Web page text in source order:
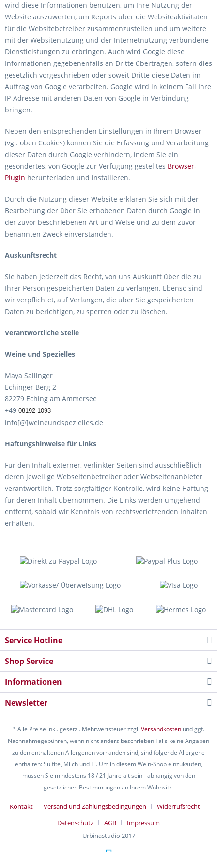
wird diese Informationen benutzen, um Ihre Nutzung der
Website auszuwerten, um Reports über die Websiteaktivitäten
für die Websitebetreiber zusammenzustellen und um weitere
mit der Websitenutzung und der Internetnutzung verbundene
Dienstleistungen zu erbringen. Auch wird Google diese
Informationen gegebenenfalls an Dritte übertragen, sofern dies
gesetzlich vorgeschrieben oder soweit Dritte diese Daten im
Auftrag von Google verarbeiten. Google wird in keinem Fall Ihre
IP-Adresse mit anderen Daten von Google in Verbindung
bringen.
Neben den entsprechenden Einstellungen in Ihrem Browser
(vgl. oben Cookies) können Sie die Erfassung und Verarbeitung
dieser Daten durch Google verhindern, indem Sie ein
gesondertes, von Google zur Verfügung gestelltes Browser-
Plugin herunterladen und installieren.
Durch die Nutzung dieser Website erklären Sie sich mit der
Bearbeitung der über Sie erhobenen Daten durch Google in
der zuvor beschriebenen Art und Weise und zu dem zuvor
benannten Zweck einverstanden.
Auskunftsrecht
Sie haben jederzeit das Recht, von uns Auskunft über die zu
Ihrer Person gespeicherten Daten zu verlangen. Ebenso sind
wir verpflichtet, auf Verlangen, die über Sie gespeicherten
Daten zu berichtigen, zu sperren oder zu löschen.
Verantwortliche Stelle
Weine und Spezielles
Maya Sallinger
Echinger Berg 2
82279 Eching am Ammersee
+49 08192 1093
info[@]weineundspezielles.de
Haftungshinweise für Links
Für den Inhalt externer, verlinkter Seiten sind ausschließlich
deren jeweilige Webseitenbetreiber oder Webseitenanbieter
verantwortlich. Trotz sorgfältiger Kontrolle, wird keine Haftung
für deren Inhalt übernommen. Die Links werden umgehend
entfernt, sobald wir Kenntnis von rechtsverletzenden Inhalten
erhalten.
Service Hotline
Shop Service
Informationen
Newsletter
* Alle Preise inkl. gesetzl. Mehrwertsteuer zzgl.Versandkosten und ggf.
Nachnahmegebühren, wenn nicht anders beschrieben Falls keine Angaben
zu den enthaltenen Allergenen vorhanden sind, sind folgende Allergene
enthalten: Sulfite, Milch und Ei. Um in diesem Wein-Shop einzukaufen,
müssen Sie mindestens 18 / 21 Jahre alt sein - abhängig von den
gesetzlichen Bestimmungen an Ihrem Wohnsitz.
Kontakt Versand und Zahlungsbedingungen
Widerrufsrecht
Datenschutz
AGB
Impressum
Urbinastudio 2017